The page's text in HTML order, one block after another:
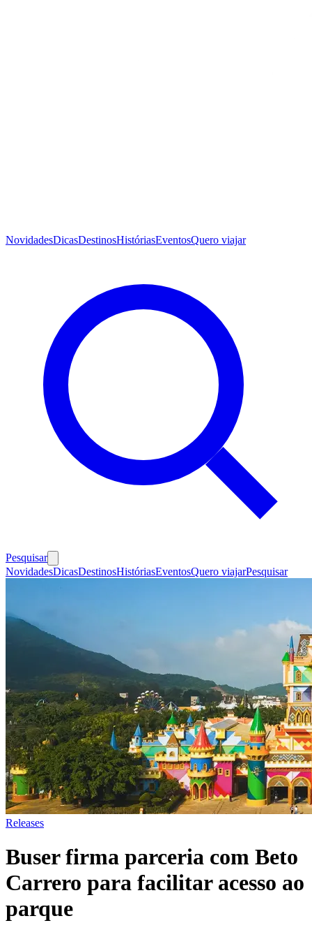
NovidadesDicasDestinosHistóriasEventosQuero viajar
Pesquisar
NovidadesDicasDestinosHistóriasEventosQuero viajarPesquisar
Releases
Buser firma parceria com Beto
Carrero para facilitar acesso ao
parque